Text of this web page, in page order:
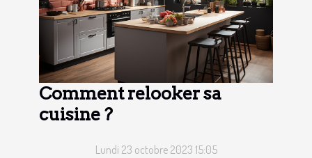
Comment relooker sa
cuisine ?
Lundi 23 octobre 2023 15:05